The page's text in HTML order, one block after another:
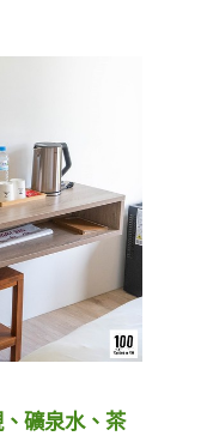
礦泉水、茶